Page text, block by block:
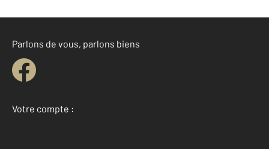
Parlons de vous, parlons biens
Votre compte :
Accéder à mon compte